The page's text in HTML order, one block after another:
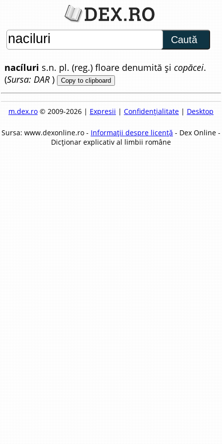
Caută
nacíluri s.n. pl. (reg.) floare denumită șicopăcei.
(Sursa: DAR) Copy to clipboard
m.dex.ro© 2009-2026 | Expresii | Confidențialitate| Desktop
Sursa: www.dexonline.ro - Informații despre licență - Dex Online -
Dicționar explicativ al limbii române